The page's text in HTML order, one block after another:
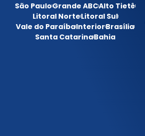
São PauloGrande ABCAlto Tietê
Litoral NorteLitoral Sul
Vale do ParaíbaInteriorBrasília
Santa CatarinaBahia